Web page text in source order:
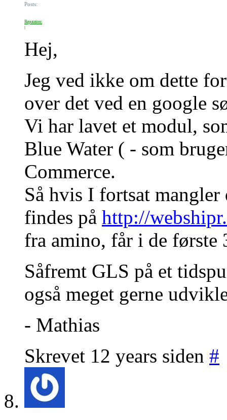
Posts:
Reputation:
Hej,
Jeg ved ikke om dette
over det ved en google
Vi har lavet et modul,
Blue Water ( - som
Commerce.
Så hvis I fortsat
findes på http://
fra amino, får i de første
Såfremt GLS på et
også meget gerne
- Mathias
Skrevet 12 years siden #